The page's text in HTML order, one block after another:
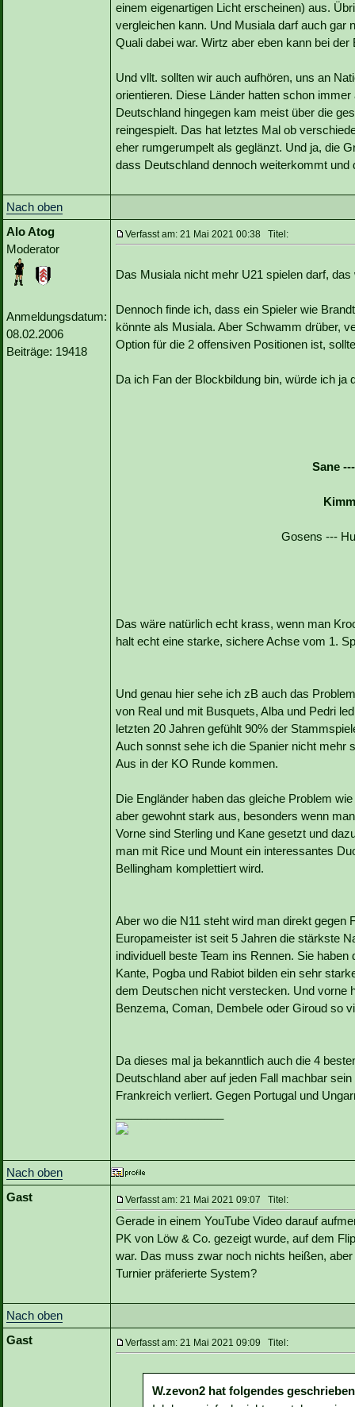
einem eigenartigen Licht erscheinen) aus.
vergleichen kann. Und Musiala darf auch gar
Quali dabei war. Wirtz aber eben kann bei der
Und vllt. sollten wir auch aufhören, uns an
orientieren. Diese Länder hatten schon
Deutschland hingegen kam meist über die
reingespielt. Das hat letztes Mal ob
eher rumgerumpelt als geglänzt. Und ja, die
dass Deutschland dennoch weiterkommt
Nach oben
Alo Atog
Moderator
Anmeldungsdatum:
08.02.2006
Beiträge: 19418
Verfasst am: 21 Mai 2021 00:38 Titel:
Das Musiala nicht mehr U21 spielen darf,
Dennoch finde ich, dass ein Spieler wie
könnte als Musiala. Aber Schwamm drüber,
Option für die 2 offensiven Positionen ist,
Da ich Fan der Blockbildung bin, würde ich
Sane
Gosens ---
Das wäre natürlich echt krass, wenn man
halt echt eine starke, sichere Achse vom 1.
Und genau hier sehe ich zB auch das
von Real und mit Busquets, Alba und Pedri
letzten 20 Jahren gefühlt 90% der
Auch sonnst sehe ich die Spanier nicht mehr
Aus in der KO Runde kommen.
Die Engländer haben das gleiche Problem
aber gewohnt stark aus, besonders wenn
Vorne sind Sterling und Kane gesetzt und
man mit Rice und Mount ein interessantes
Bellingham komplettiert wird.
Aber wo die N11 steht wird man direkt
Europameister ist seit 5 Jahren die stärkste
individuell beste Team ins Rennen. Sie
Kante, Pogba und Rabiot bilden ein sehr
dem Deutschen nicht verstecken. Und vorne
Benzema, Coman, Dembele oder Giroud so
Da dieses mal ja bekanntlich auch die 4
Deutschland aber auf jeden Fall machbar
Frankreich verliert. Gegen Portugal und
Nach oben
Gast
Verfasst am: 21 Mai 2021 09:07 Titel:
Gerade in einem YouTube Video darauf
PK von Löw & Co. gezeigt wurde, auf dem
war. Das muss zwar noch nichts heißen,
Turnier präferierte System?
Nach oben
Gast
Verfasst am: 21 Mai 2021 09:09 Titel:
W.zevon2 hat folgendes